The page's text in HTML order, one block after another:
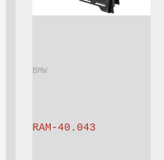
BMW
RAM-40.043